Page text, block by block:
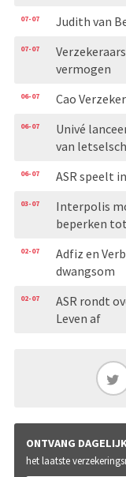
07-07 Judith van
07-07
vermogen
06-07 Cao
06-07
Univé
van
06-07 ASR speelt
03-07
Interpolis
beperken
02-07
Adfiz en
dwangsom
02-07
ASR rondt
Leven af
ONTVANG
het laatste